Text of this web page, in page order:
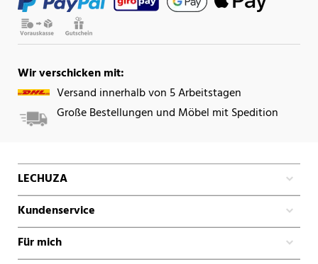
Wir verschicken mit:
Versand innerhalb von 5 Arbeitstagen
Große Bestellungen und Möbel mit Spedition
LECHUZA
Kundenservice
Für mich